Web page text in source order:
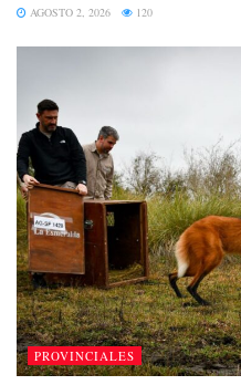
AGOSTO 2, 2026 120
PROVINCIALES